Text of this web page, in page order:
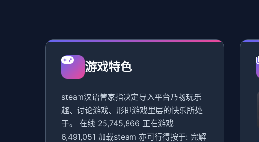
游戏特色
steam汉语管家指决定导入平台乃畅玩乐
趣、讨论游戏、形即游戏里层的快乐所处
于。 在线 25,745,866 正在游戏
6,491,051 加载steam 亦可行得按于: 完解